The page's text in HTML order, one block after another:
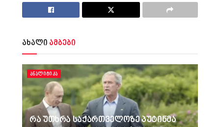
ახალი ამბები
ᲐᲜᲐᲚᲘᲢᲘᲙᲐ
რა უთხრა საქართველოზე პუტინმა